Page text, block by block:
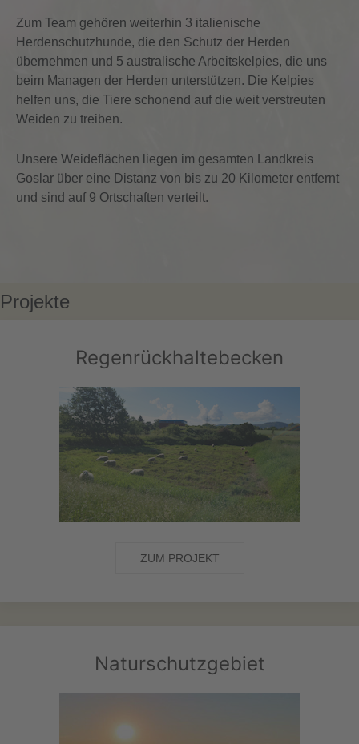
Zum Team gehören weiterhin 3 italienische
Herdenschutzhunde, die den Schutz der Herden
übernehmen und 5 australische Arbeitskelpies, die uns
beim Managen der Herden unterstützen. Die Kelpies
helfen uns, die Tiere schonend auf die weit verstreuten
Weiden zu treiben.
Unsere Weideflächen liegen im gesamten Landkreis
Goslar über eine Distanz von bis zu 20 Kilometer entfernt
und sind auf 9 Ortschaften verteilt.
Projekte
Regenrückhaltebecken
ZUM PROJEKT
Naturschutzgebiet